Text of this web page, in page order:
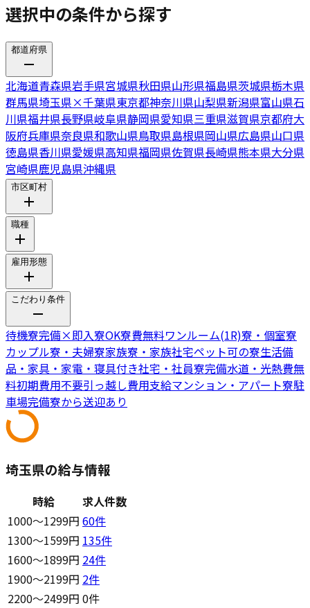
選択中の条件から探す
都道府県
北海道青森県岩手県宮城県秋田県山形県福島県茨城県栃木県
群馬県埼玉県×千葉県東京都神奈川県山梨県新潟県富山県石
川県福井県長野県岐阜県静岡県愛知県三重県滋賀県京都府大
阪府兵庫県奈良県和歌山県鳥取県島根県岡山県広島県山口県
徳島県香川県愛媛県高知県福岡県佐賀県長崎県熊本県大分県
宮崎県鹿児島県沖縄県
市区町村
職種
雇用形態
こだわり条件
待機寮完備×即入寮OK寮費無料ワンルーム(1R)寮・個室寮
カップル寮・夫婦寮家族寮・家族社宅ペット可の寮生活備
品・家具・家電・寝具付き社宅・社員寮完備水道・光熱費無
料初期費用不要引っ越し費用支給マンション・アパート寮駐
車場完備寮から送迎あり
埼玉県の給与情報
時給
求人件数
1000〜1299円 60件
1300〜1599円 135件
1600〜1899円 24件
1900〜2199円 2件
2200〜2499円 0件